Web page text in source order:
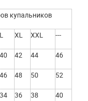
купальников
L XL XXL ---
40 42 44 46
46 48 50 52
34 36 38 40